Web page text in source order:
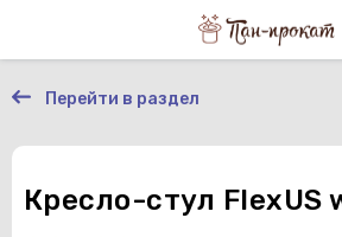
Перейти в раздел
Кресло-стул FlexUS